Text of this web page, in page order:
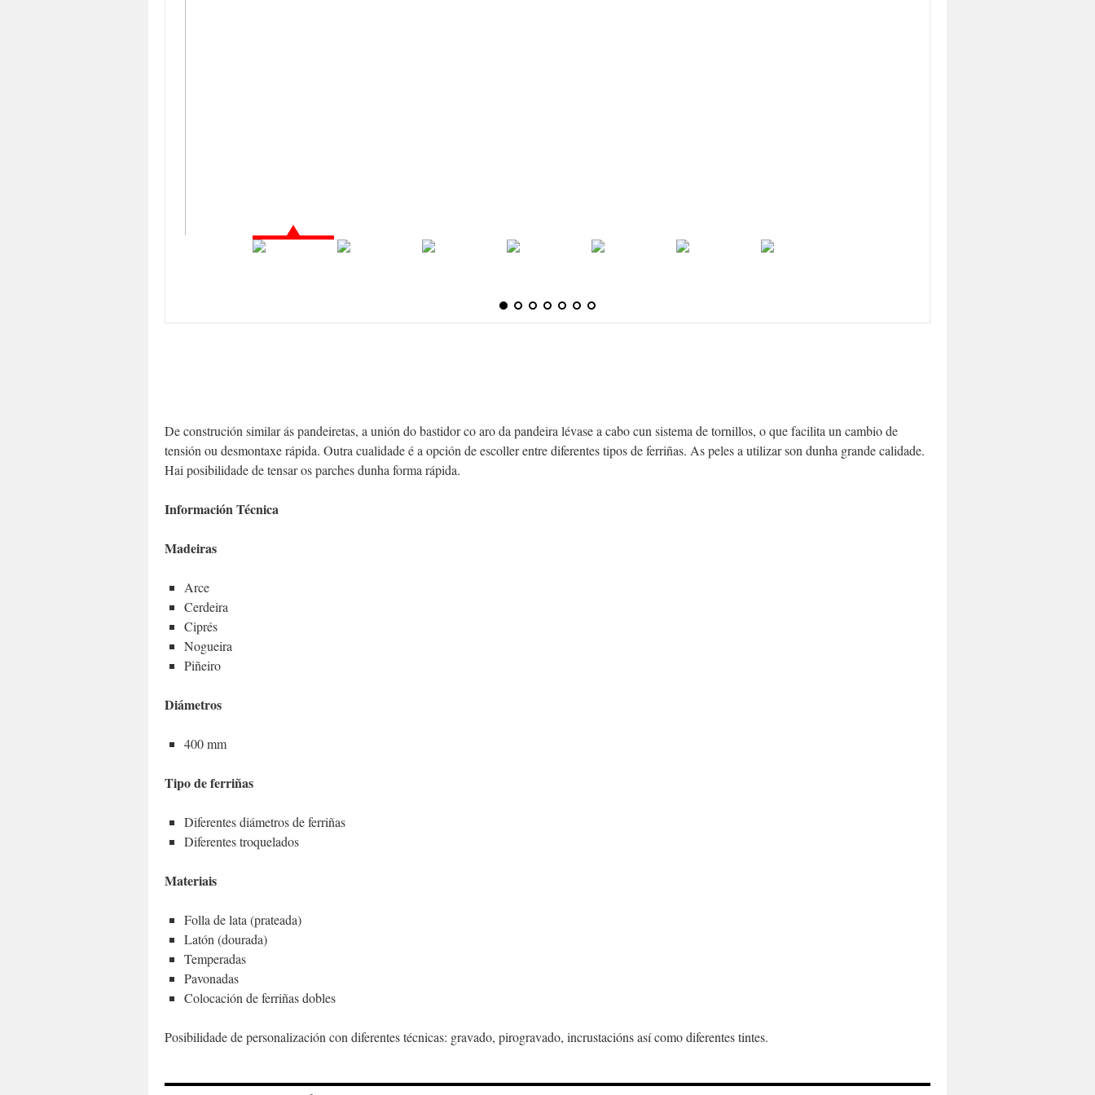
De construción similar ás pandeiretas, a unión do bastidor co aro da pandeira lévase a cabo cun sistema de tornillos, o que facilita un cambio de
tensión ou desmontaxe rápida. Outra cualidade é a opción de escoller entre diferentes tipos de ferriñas. As peles a utilizar son dunha grande calidade.
Hai posibilidade de tensar os parches dunha forma rápida.
Información Técnica
Madeiras
Arce
Cerdeira
Ciprés
Nogueira
Piñeiro
Diámetros
400 mm
Tipo de ferriñas
Diferentes diámetros de ferriñas
Diferentes troquelados
Materiais
Folla de lata (prateada)
Latón (dourada)
Temperadas
Pavonadas
Colocación de ferriñas dobles
Posibilidade de personalización con diferentes técnicas: gravado, pirogravado, incrustacións así como diferentes tintes.